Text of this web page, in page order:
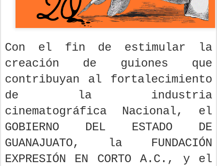
Con el fin de estimular la
creación de guiones que
contribuyan al fortalecimiento
de la industria
cinematográfica Nacional, el
GOBIERNO DEL ESTADO DE
GUANAJUATO, la FUNDACIÓN
EXPRESIÓN EN CORTO A.C., y el